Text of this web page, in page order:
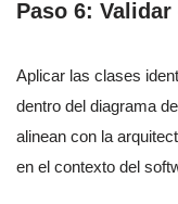
Paso 6:
Aplicar las clases
dentro del diagrama
alinean con la
en el contexto del